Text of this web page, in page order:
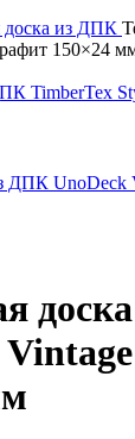
доска из ДПК
150×24
TimberTex
ДПК